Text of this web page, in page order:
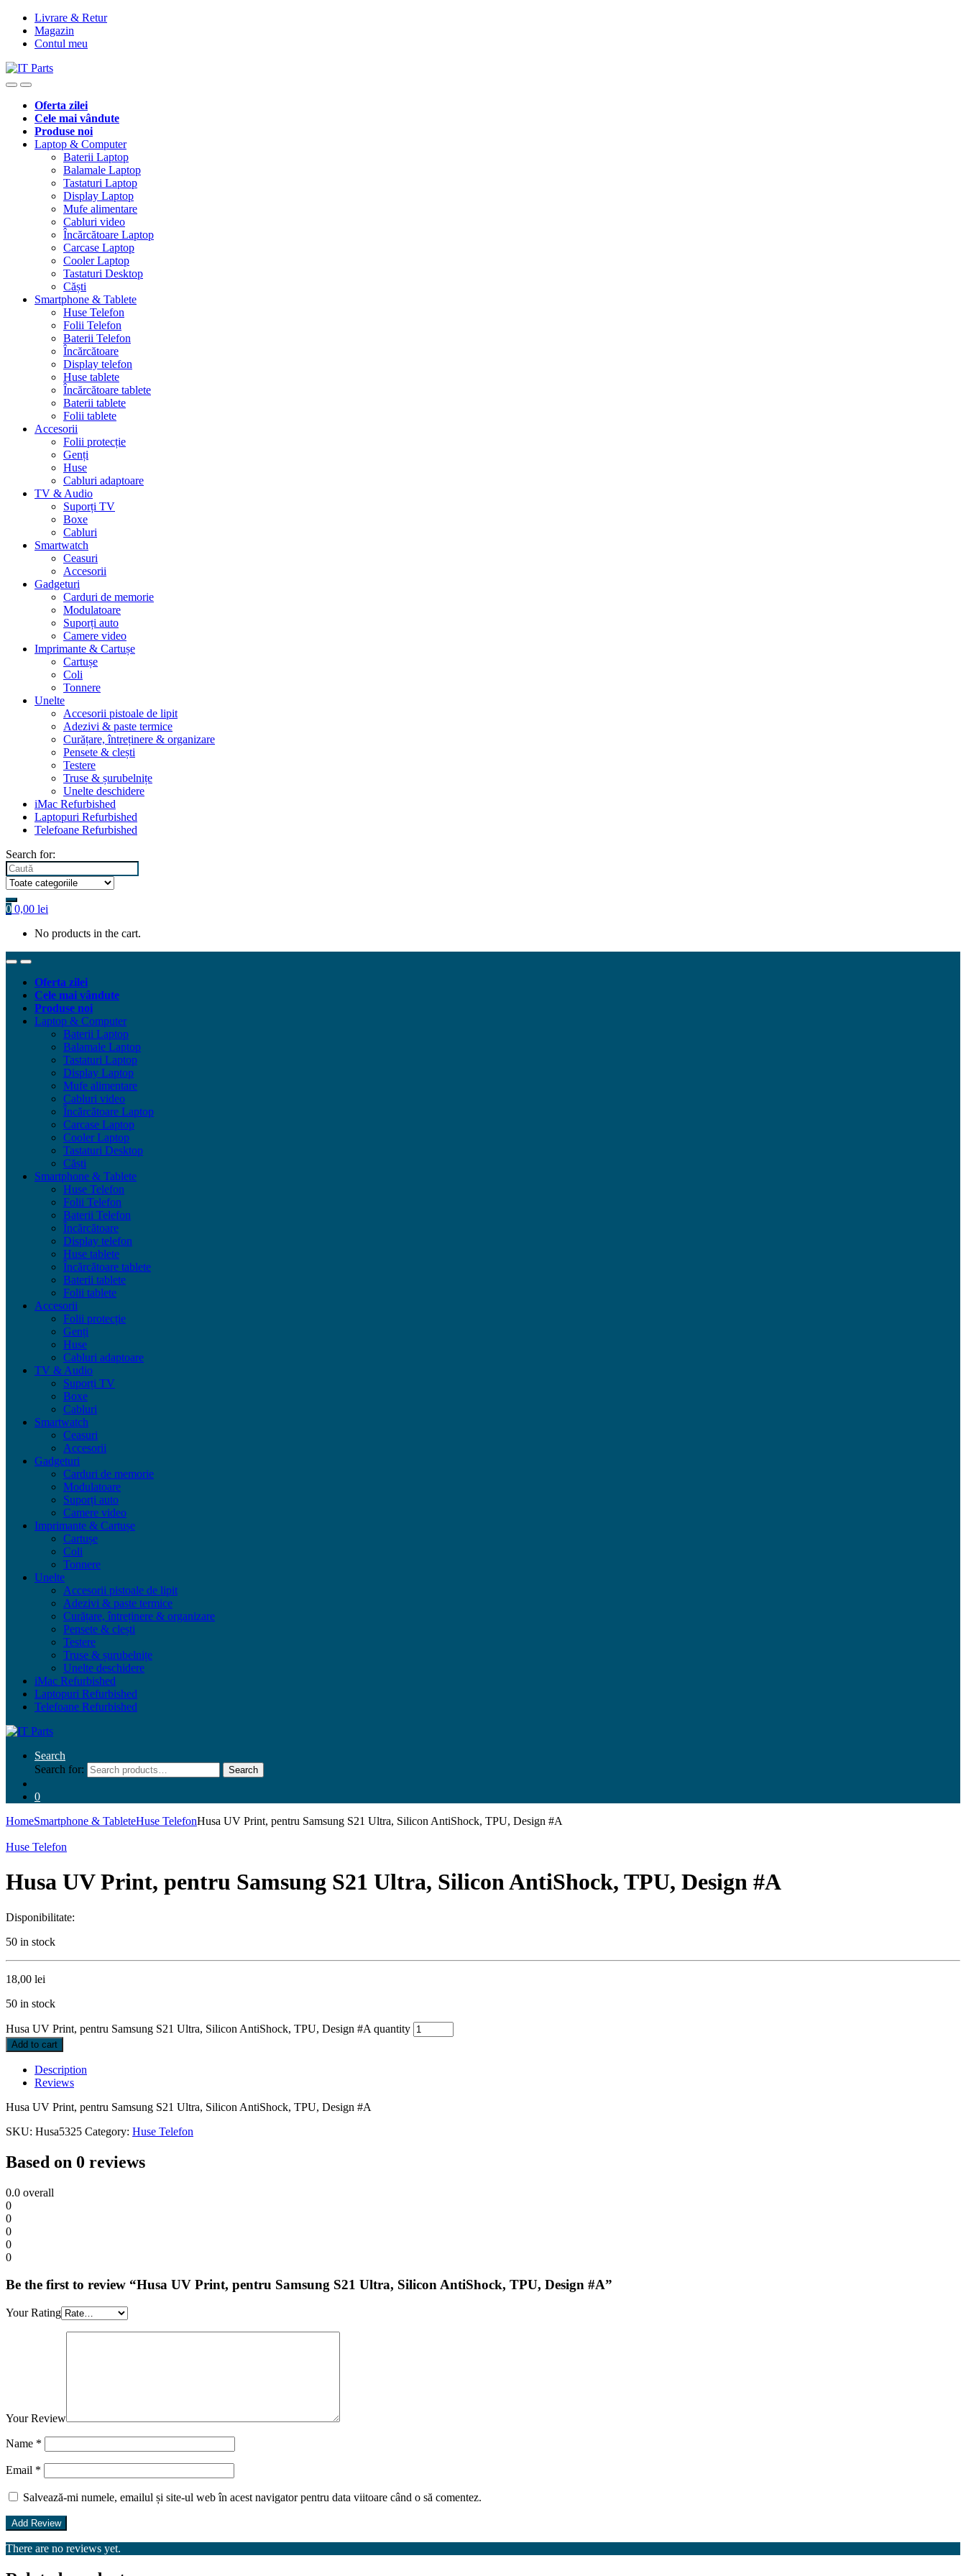
Livrare & Retur
Magazin
Contul meu
Oferta zilei
Cele mai vândute
Produse noi
Laptop & Computer
Baterii Laptop
Balamale Laptop
Tastaturi Laptop
Display Laptop
Mufe alimentare
Cabluri video
Încărcătoare Laptop
Carcase Laptop
Cooler Laptop
Tastaturi Desktop
Căști
Smartphone & Tablete
Huse Telefon
Folii Telefon
Baterii Telefon
Încărcătoare
Display telefon
Huse tablete
Încărcătoare tablete
Baterii tablete
Folii tablete
Accesorii
Folii protecție
Genți
Huse
Cabluri adaptoare
TV & Audio
Suporți TV
Boxe
Cabluri
Smartwatch
Ceasuri
Accesorii
Gadgeturi
Carduri de memorie
Modulatoare
Suporți auto
Camere video
Imprimante & Cartușe
Cartușe
Coli
Tonnere
Unelte
Accesorii pistoale de lipit
Adezivi & paste termice
Curățare, întreținere & organizare
Pensete & clești
Testere
Truse & șurubelnițe
Unelte deschidere
iMac Refurbished
Laptopuri Refurbished
Telefoane Refurbished
Search for:
0 0,00 lei
No products in the cart.
Oferta zilei
Cele mai vândute
Produse noi
Laptop & Computer
Baterii Laptop
Balamale Laptop
Tastaturi Laptop
Display Laptop
Mufe alimentare
Cabluri video
Încărcătoare Laptop
Carcase Laptop
Cooler Laptop
Tastaturi Desktop
Căști
Smartphone & Tablete
Huse Telefon
Folii Telefon
Baterii Telefon
Încărcătoare
Display telefon
Huse tablete
Încărcătoare tablete
Baterii tablete
Folii tablete
Accesorii
Folii protecție
Genți
Huse
Cabluri adaptoare
TV & Audio
Suporți TV
Boxe
Cabluri
Smartwatch
Ceasuri
Accesorii
Gadgeturi
Carduri de memorie
Modulatoare
Suporți auto
Camere video
Imprimante & Cartușe
Cartușe
Coli
Tonnere
Unelte
Accesorii pistoale de lipit
Adezivi & paste termice
Curățare, întreținere & organizare
Pensete & clești
Testere
Truse & șurubelnițe
Unelte deschidere
iMac Refurbished
Laptopuri Refurbished
Telefoane Refurbished
Search
Search for:
Search
0
HomeSmartphone & TableteHuse TelefonHusa UV Print, pentru Samsung S21 Ultra, Silicon AntiShock, TPU, Design #A
Huse Telefon
Husa UV Print, pentru Samsung S21 Ultra, Silicon AntiShock, TPU, Design #A
Disponibilitate:
50 in stock
18,00 lei
50 in stock
Husa UV Print, pentru Samsung S21 Ultra, Silicon AntiShock, TPU, Design #A quantity
Add to cart
Description
Reviews
Husa UV Print, pentru Samsung S21 Ultra, Silicon AntiShock, TPU, Design #A
SKU: Husa5325 Category: Huse Telefon
Based on 0 reviews
0.0 overall
0
0
0
0
0
Be the first to review “Husa UV Print, pentru Samsung S21 Ultra, Silicon AntiShock, TPU, Design #A”
Your Rating
Your Review
Name *
Email *
Salvează-mi numele, emailul și site-ul web în acest navigator pentru data viitoare când o să comentez.
There are no reviews yet.